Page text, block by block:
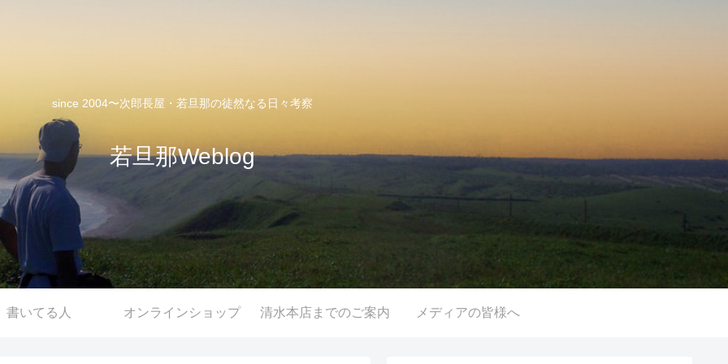
since 2004〜次郎長屋・若旦那の徒然なる日々考察
若旦那Weblog
書いてる人 オンラインショップ 清水本店までのご案内 メディアの皆様へ